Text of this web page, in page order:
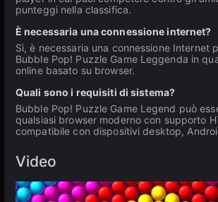
punteggi nella classifica.
È necessaria una connessione internet?
Sì, è necessaria una connessione Internet
Bubble Pop! Puzzle Game Leggenda in
online basato su browser.
Quali sono i requisiti di sistema?
Bubble Pop! Puzzle Game Legend può
qualsiasi browser moderno con supporto
compatibile con dispositivi desktop,
Video